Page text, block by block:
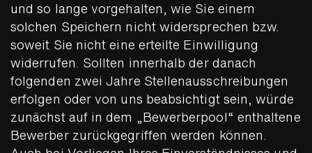
und so lange vorgehalten, wie Sie einem
solchen Speichern nicht widersprechen bzw.
soweit Sie nicht eine erteilte Einwilligung
widerrufen. Sollten innerhalb der danach
folgenden zwei Jahre Stellenausschreibungen
erfolgen oder von uns beabsichtigt sein, würde
zunächst auf in dem „Bewerberpool“ enthaltene
Bewerber zurückgegriffen werden können.